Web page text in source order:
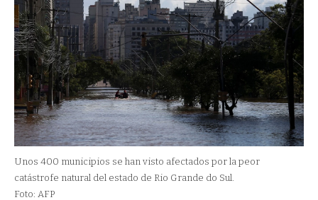
Unos 400 municipios se han visto afectados por la peor
catástrofe natural del estado de Rio Grande do Sul.
Foto: AFP